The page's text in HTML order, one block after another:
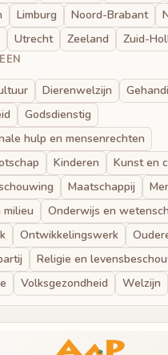
Limburg Noord-Brabant
Utrecht Zeeland Zuid-
Dierenwelzijn
Godsdienstig
hulp en mensenrechten
Kinderen
Kunst en
Maatschappij
milieu
Onderwijs en
Ontwikkelingswerk
Religie en
Volksgezondheid Welzijn